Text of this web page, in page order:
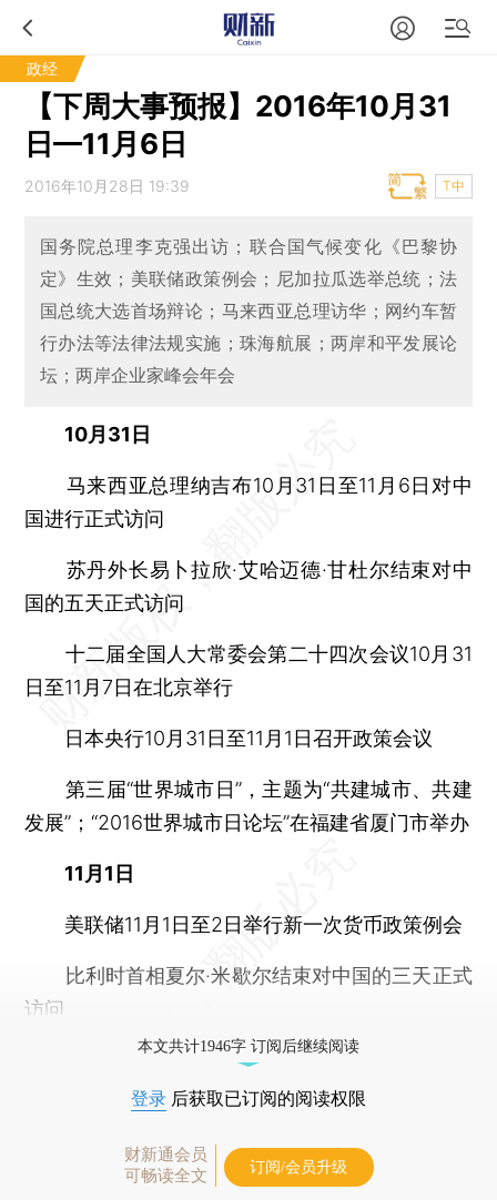
政经
【下周大事预报】2016年10月31
日—11月6日
2016年10月28日 19:39 T中
国务院总理李克强出访；联合国气候变化《巴黎协
定》生效；美联储政策例会；尼加拉瓜选举总统；法
国总统大选首场辩论；马来西亚总理访华；网约车暂
行办法等法律法规实施；珠海航展；两岸和平发展论
坛；两岸企业家峰会年会
10月31日
马来西亚总理纳吉布10月31日至11月6日对中
国进行正式访问
苏丹外长易卜拉欣·艾哈迈德·甘杜尔结束对中
国的五天正式访问
十二届全国人大常委会第二十四次会议10月31
日至11月7日在北京举行
日本央行10月31日至11月1日召开政策会议
第三届“世界城市日”，主题为“共建城市、共建
发展”；“2016世界城市日论坛”在福建省厦门市举办
11月1日
美联储11月1日至2日举行新一次货币政策例会
比利时首相夏尔·米歇尔结束对中国的三天正式
访问
本文共计1946字 订阅后继续阅读
登录 后获取已订阅的阅读权限
财新通会员
可畅读全文
订阅/会员升级